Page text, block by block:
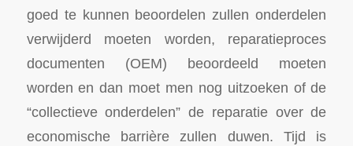
goed te kunnen beoordelen zullen onderdelen
verwijderd moeten worden, reparatieproces
documenten (OEM) beoordeeld moeten
worden en dan moet men nog uitzoeken of de
“collectieve onderdelen” de reparatie over de
economische barrière zullen duwen. Tijd is